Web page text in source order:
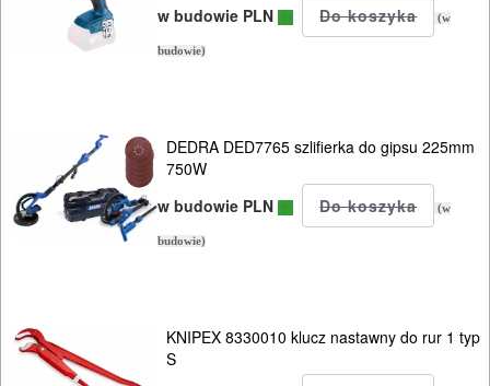
w budowie PLN
(w
budowie)
DEDRA DED7765 szlifierka do gipsu 225mm
750W
w budowie PLN
(w
budowie)
KNIPEX 8330010 klucz nastawny do rur 1 typ
S